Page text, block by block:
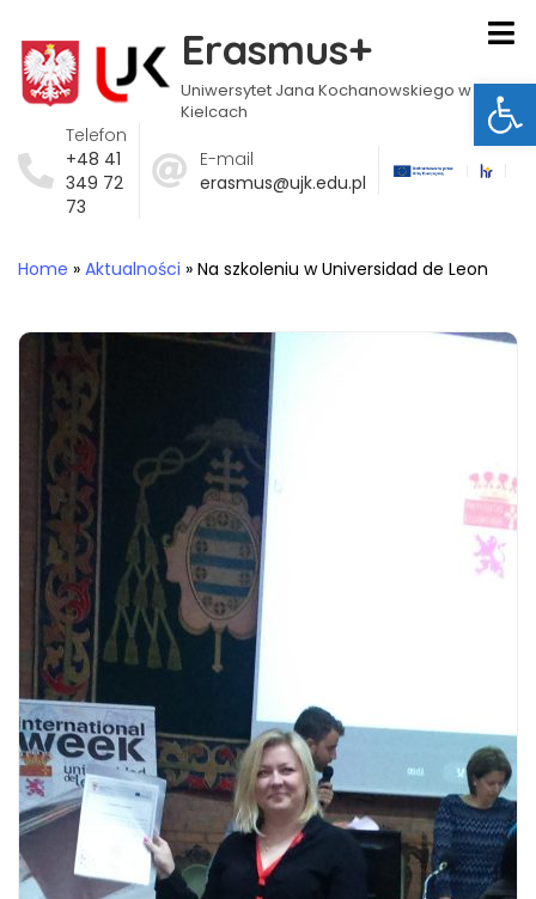
Erasmus+
Uniwersytet Jana Kochanowskiego w
Kielcach
Telefon
+48 41
349 72
73
E-mail
erasmus@ujk.edu.pl
Home » Aktualności » Na szkoleniu w Universidad de Leon